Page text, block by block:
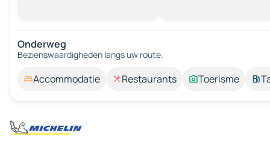
Onderweg
Bezienswaardigheden langs uw route.
Accommodatie Restaurants Toerisme